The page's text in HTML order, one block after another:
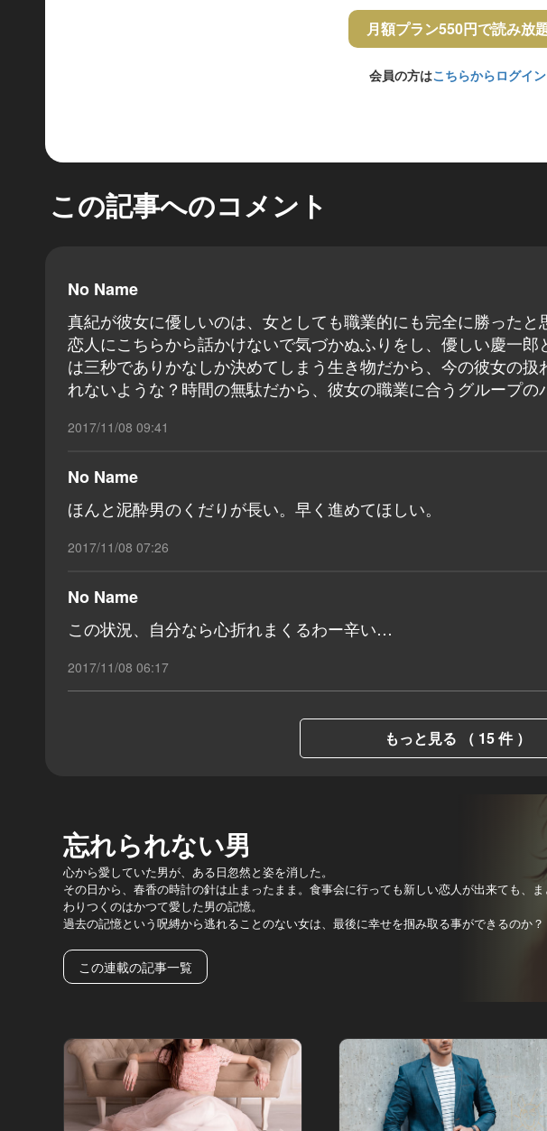
月額プラン550円で読み放
会員の方はこちらからログイン
この記事へのコメント
No Name
真紀が彼女に優しいのは、女としても職業的にも完全に勝った
恋人にこちらから話かけないで気づかぬふりをし、優しい慶一
は三秒でありかなしか決めてしまう生き物だから、今の彼女の
れないような？時間の無駄だから、彼女の職業に合うグループの
2017/11/08 09:41
No Name
ほんと泥酔男のくだりが長い。早く進めてほしい。
2017/11/08 07:26
No Name
この状況、自分なら心折れまくるわー辛い…
2017/11/08 06:17
もっと見る （ 15 件 ）
忘れられない男
心から愛していた男が、ある日忽然と姿を消した。
その日から、春香の時計の針は止まったまま。食事会に行っても新しい恋人が出来ても、ま
わりつくのはかつて愛した男の記憶。
過去の記憶という呪縛から逃れることのない女は、最後に幸せを掴み取る事ができるのか？
この連載の記事一覧